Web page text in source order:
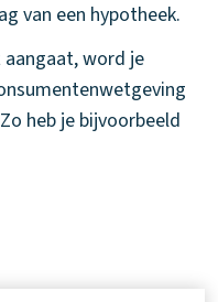
van een hypotheek.
word je
heb je bijvoorbeeld